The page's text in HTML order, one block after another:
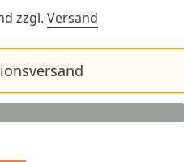
zzgl. Versand